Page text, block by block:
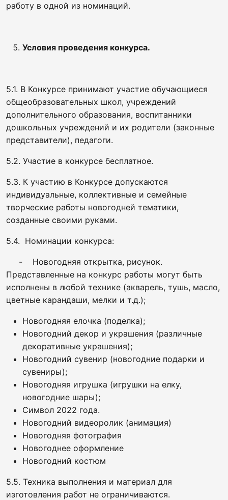
работу в одной из номинаций.
Условия проведения конкурса.
5.1. В Конкурсе принимают участие обучающиеся
общеобразовательных школ, учреждений
дополнительного образования, воспитанники
дошкольных учреждений и их родители (законные
представители), педагоги.
5.2. Участие в конкурсе бесплатное.
5.3. К участию в Конкурсе допускаются
индивидуальные, коллективные и семейные
творческие работы новогодней тематики,
созданные своими руками.
5.4. Номинации конкурса:
- Новогодняя открытка, рисунок.
Представленные на конкурс работы могут быть
исполнены в любой технике (акварель, тушь, масло,
цветные карандаши, мелки и т.д.);
Новогодняя елочка (поделка);
Новогодний декор и украшения (различные
декоративные украшения);
Новогодний сувенир (новогодние подарки и
сувениры);
Новогодняя игрушка (игрушки на елку,
новогодние шары);
Символ 2022 года.
Новогодний видеоролик (анимация)
Новогодняя фотография
Новогоднее оформление
Новогодний костюм
5.5. Техника выполнения и материал для
изготовления работ не ограничиваются.